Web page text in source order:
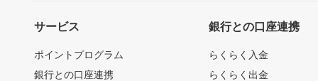
サービス
ポイントプログラム
銀行との口座連携
銀行との口座連携
らくらく入金
らくらく出金